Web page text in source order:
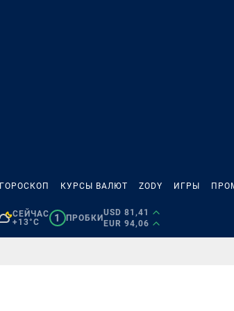
ГОРОСКОП КУРСЫ ВАЛЮТ ZODY ИГРЫ
СЕЙЧАС
+13°C
1 ПРОБКИ
USD 81,41
EUR 94,06